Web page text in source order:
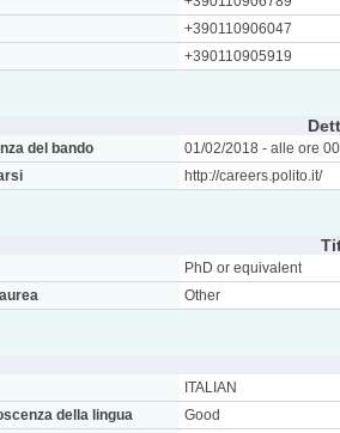
+390110906047
+390110905919
del bando
01/02/2018 - alle ore
http://careers.polito.it/
PhD or equivalent
Other
ITALIAN
della lingua
Good